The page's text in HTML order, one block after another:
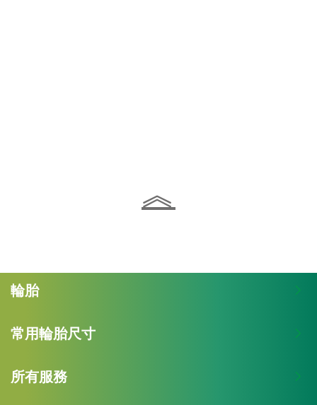
︽
輪胎
常用輪胎尺寸
所有服務